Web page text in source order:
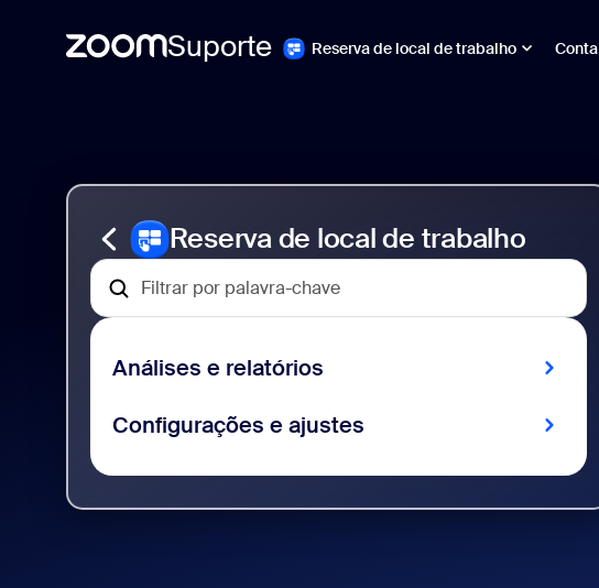
Suporte Reserva de local de trabalho Conta
Reservation
Reserva de local de trabalho
Análises e relatórios
Configurações e ajustes